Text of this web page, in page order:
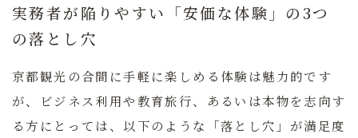
実務者が陥りやすい「安価な体験」の3つ
の落とし穴
京都観光の合間に手軽に楽しめる体験は魅力的です
が、ビジネス利用や教育旅行、あるいは本物を志向す
る方にとっては、以下のような「落とし穴」が満足度